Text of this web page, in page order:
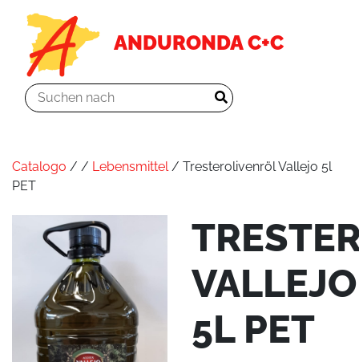
ANDURONDA C+C
Catalogo / / Lebensmittel/ Tresterolivenröl Vallejo 5l
PET
VALLEJO
5L PET